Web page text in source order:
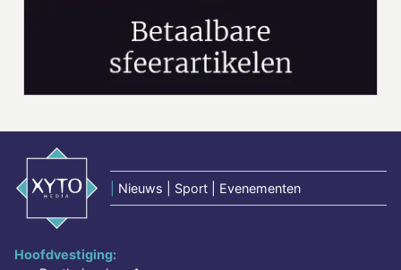
Nieuws | Sport | Evenementen
Hoofdvestiging: